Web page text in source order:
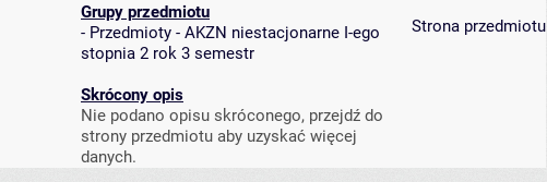
Grupy przedmiotu
- Przedmioty - AKZN niestacjonarne I-ego
stopnia 2 rok 3 semestr
Skrócony opis
Nie podano opisu skróconego, przejdź do
strony przedmiotu aby uzyskać więcej
danych.
Strona przedmiotu